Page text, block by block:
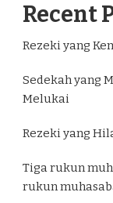
Recent
Rezeki yang
Sedekah yang
Melukai
Rezeki yang
Tiga rukun
rukun